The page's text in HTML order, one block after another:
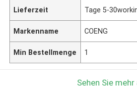
Lieferzeit Tage 5-
Markenname COENG
Min Bestellmenge 1
Sehen Sie mehr